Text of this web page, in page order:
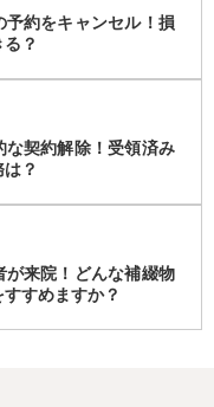
性も高いところです。 な
浅いなどの場合には、も
経っているのに２度目の
は思ったより深刻かもし
力が生じた際の事実経緯
たかなどのお子さんの障
発防止策が浮かぶかもし
予約をキャンセル！損
？
な契約解除！受領済み
？
が来院！どんな補綴物
すすめますか？